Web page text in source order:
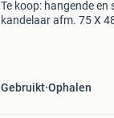
Te koop: hangende
kandelaar afm. 75 X
Gebruikt Ophalen